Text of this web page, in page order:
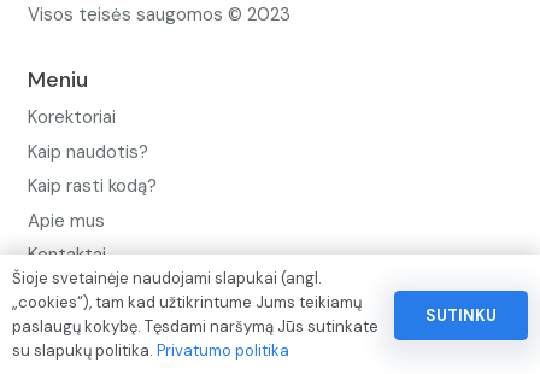
Visos teisės saugomos © 2023
Meniu
Korektoriai
Kaip naudotis?
Kaip rasti kodą?
Apie mus
Kontaktai
Privatumo politika
Pinigų ir prekių grąžinimo politika
Šioje svetainėje naudojami slapukai (angl.
„cookies“), tam kad užtikrintume Jums teikiamų
paslaugų kokybę. Tęsdami naršymą Jūs sutinkate
su slapukų politika. Privatumo politika
SUTINKU